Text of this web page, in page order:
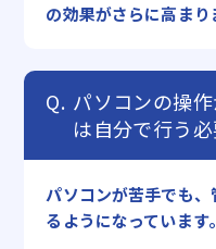
の効果がさらに高まり
パソコンの操
は自分で行う
パソコンが苦手でも
るようになっています。